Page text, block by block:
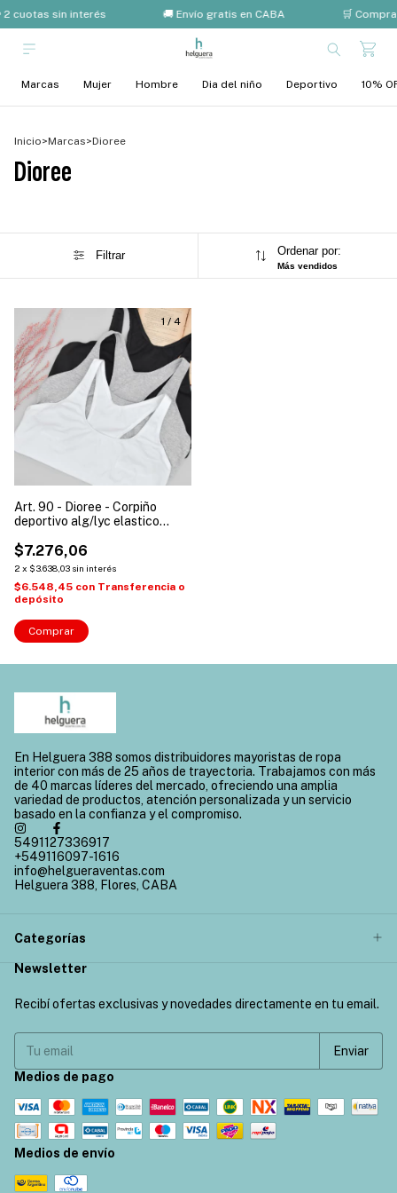
2 cuotas sin interés 🚚 Envío gratis en CABA 🛒
Marcas Mujer Hombre Dia del niño Deportivo 10%
Inicio>Marcas>Dioree
Dioree
Filtrar Ordenar por:
Más vendidos
1 / 4
Art. 90 - Dioree - Corpiño
deportivo alg/lyc elastico
$7.276,06
2 x $3.638,03 sin interés
$6.548,45 con Transferencia o
depósito
Comprar
En Helguera 388 somos distribuidores mayoristas de ropa
interior con más de 25 años de trayectoria. Trabajamos con más
de 40 marcas líderes del mercado, ofreciendo una amplia
variedad de productos, atención personalizada y un servicio
basado en la confianza y el compromiso.
5491127336917
+549116097-1616
info@helgueraventas.com
Helguera 388, Flores, CABA
Categorías
Newsletter
Recibí ofertas exclusivas y novedades directamente en tu email.
Medios de pago
Medios de envío